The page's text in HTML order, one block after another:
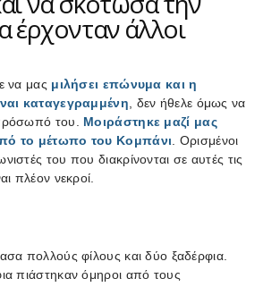
έρχονταν άλλοι
να μας μιλήσει επώνυμα και η
καταγεγραμμένη , δεν ήθελε όμως να
του. Μοιράστηκε μαζί μας
το μέτωπο του Κομπάνι . Ορισμένοι
του που διακρίνονται σε αυτές τις
πλέον νεκροί.
πολλούς φίλους και δύο ξαδέρφια.
πιάστηκαν όμηροι από τους